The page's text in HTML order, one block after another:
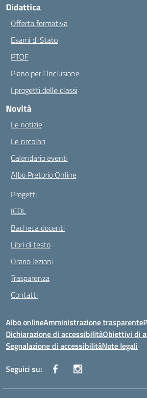
Didattica
Offerta formativa
Esami di Stato
PTOF
Piano per l’Inclusione
I progetti delle classi
Novità
Le notizie
Le circolari
Calendario eventi
Albo Pretorio Online
Progetti
ICDL
Bacheca docenti
Libri di testo
Orario lezioni
Trasparenza
Contatti
Albo onlineAmministrazione trasparente
Dichiarazione di accessibilitàObiettivi di
Segnalazione di accessibilitàNote legali
Seguici su: